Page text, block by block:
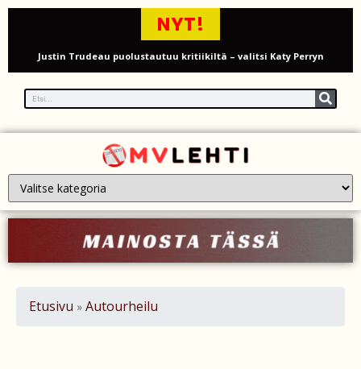
NYT!
Justin Trudeau puolustautuu kritiikiltä – valitsi Katy Perryn
Grenfellin tornon palo: yhdeksäs vuosipäivä erityisen raskas omaisille
Turistijuna kaatui Cártaman tapasjuhlilla – 17 loukkaantui Espanjassa
Työläistaustainen kansanedustaja avaa 30-vuotisen taistelunsa
kuukautisterveyden ja endometrioosin hoidon puolesta
PT Vatanen antoi porttikiellon Juhana Tegelbergille – tiukka
muutos tarkoittaa?
Etusivu » Autourheilu